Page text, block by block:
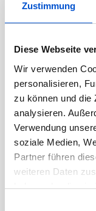
Zustimmung
Diese Webseite
Wir verwenden
personalisieren,
zu können und die
analysieren.
Verwendung
soziale Medien,
Partner führen
weiteren Daten
haben oder die sie
Februar 2021
Dezember 2020
November 2020
Oktober 2020
August 2020
Juli 2020
Juni 2020